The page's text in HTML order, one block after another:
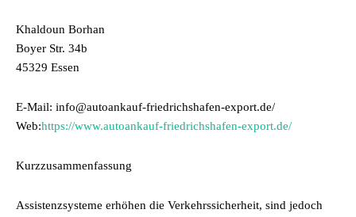
Khaldoun Borhan
Boyer Str. 34b
45329 Essen
E-Mail: info@autoankauf-friedrichshafen-export.de/
Web:https://www.autoankauf-friedrichshafen-export.de/
Kurzzusammenfassung
Assistenzsysteme erhöhen die Verkehrssicherheit, sind jedoch